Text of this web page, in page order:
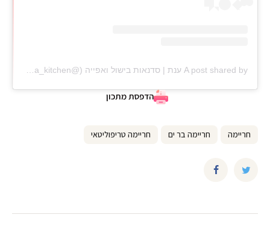
הדפסת מתכון
חריימה חריימה בר ים חריימה טריפוליטאי